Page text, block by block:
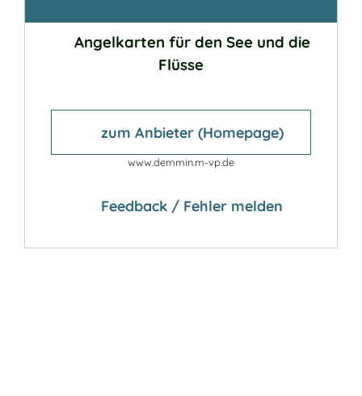
Angelkarten für den See und die
Flüsse
zum Anbieter (Homepage)
www.demmin.m-vp.de
Feedback / Fehler melden